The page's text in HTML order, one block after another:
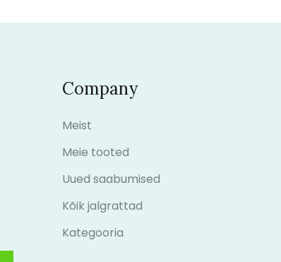
Company
Meist
Meie tooted
Uued saabumised
Kõik jalgrattad
Kategooria